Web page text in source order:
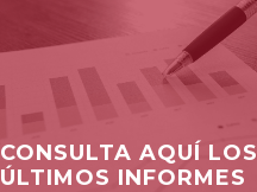
CONSULTA AQUÍ LOS
ÚLTIMOS INFORMES